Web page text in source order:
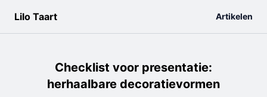
Lilo Taart Artikelen
Checklist voor presentatie:
herhaalbare decoratievormen